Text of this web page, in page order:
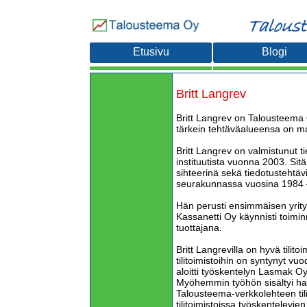
Etusivu Blogi
Britt Langrev
Britt Langrev on
tärkein tehtäväalueensa on
Britt Langrev on valmistunut
instituutista vuonna 2003.
sihteerinä sekä
seurakunnassa vuosina 1984
Hän perusti ensimmäisen
Kassanetti Oy käynnisti
tuottajana.
Britt Langrevilla on hyvä
tilitoimistoihin on syntynyt
aloitti työskentelyn Lasmak
Myöhemmin työhön sisältyi
Talousteema-verkkolehteen
tilitoimistoissa